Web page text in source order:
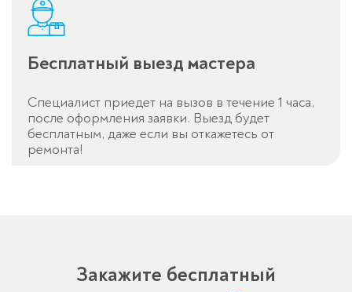
Бесплатный выезд мастера
Специалист приедет на вызов в течение 1 часа,
после оформления заявки. Выезд будет
бесплатным, даже если вы откажетесь от
ремонта!
Закажите бесплатный